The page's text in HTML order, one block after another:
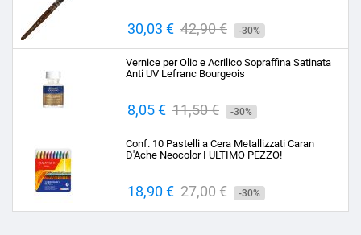
Prezzo
30,03 € Prezzo
base
42,90 € -30%
Vernice per Olio e Acrilico Sopraffina Satinata
Anti UV Lefranc Bourgeois
Prezzo
8,05 € Prezzo
base
11,50 € -30%
Conf. 10 Pastelli a Cera Metallizzati Caran
D'Ache Neocolor I ULTIMO PEZZO!
Prezzo
18,90 € Prezzo
base
27,00 € -30%